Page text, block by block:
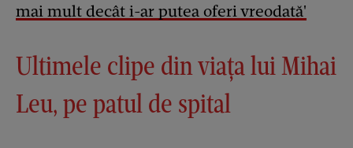
mai mult decât i-ar putea oferi vreodată'
Ultimele clipe din viața lui Mihai
Leu, pe patul de spital